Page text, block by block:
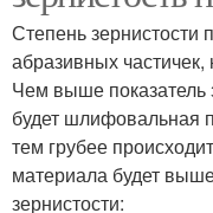
Степень зернистости
абразивных
Чем выше показатель
будет шлифовальная
тем грубее
материала будет
зернистости: